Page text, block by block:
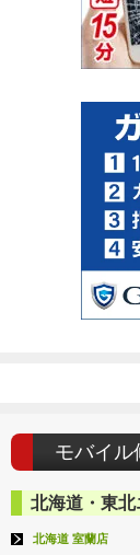
モバイ
北海道・東北
北海道 室蘭店